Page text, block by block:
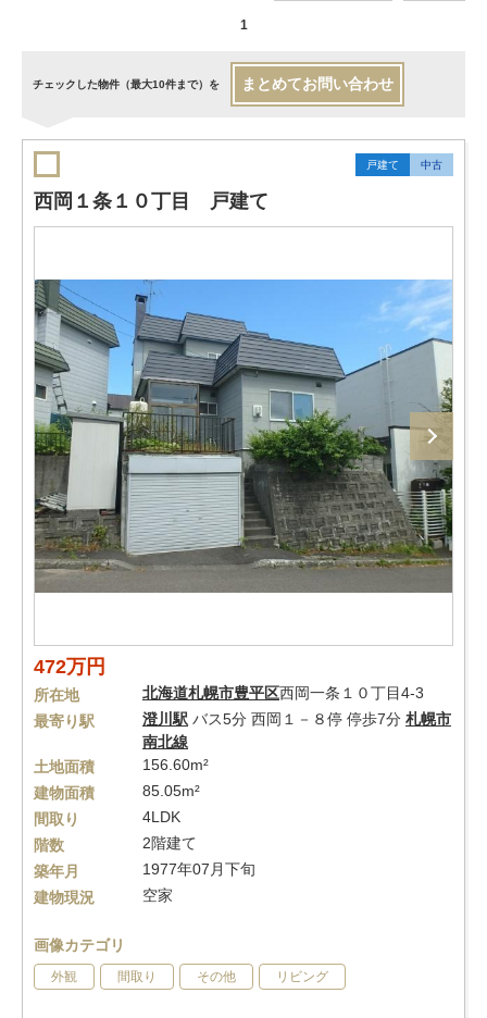
1
チェックした物件（最大10件まで）を まとめてお問い合わせ
戸建て 中古
西岡１条１０丁目 戸建て
472万円
所在地 北海道札幌市豊平区西岡一条１０丁目4-3
最寄り駅
澄川駅 バス5分 西岡１－８停 停歩7分 札幌市
南北線
土地面積
156.60m²
建物面積
85.05m²
間取り
4LDK
階数
2階建て
築年月
1977年07月下旬
建物現況
空家
画像カテゴリ
外観 間取り その他 リビング